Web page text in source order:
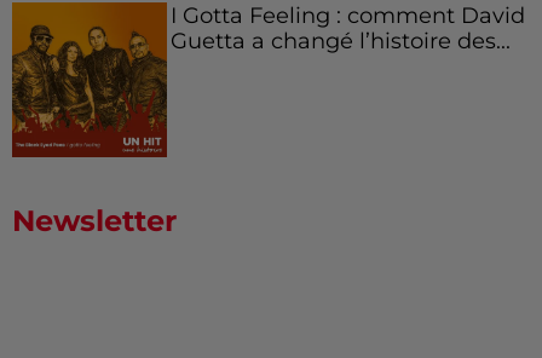
I Gotta Feeling : comment David
Guetta a changé l’histoire des...
Newsletter